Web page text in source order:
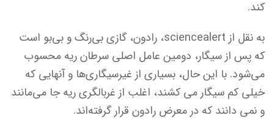
کند.
به نقل از sciencealert، رادون، گازی بی‌رنگ و بی‌بو است
که پس از سیگار، دومین عامل اصلی سرطان ریه محسوب
می‌شود. با این حال، بسیاری از غیرسیگاری‌ها و آنهایی که
خیلی کم سیگار می کشند، اغلب از غربالگری ریه جا می‌مانند
و نمی دانند که در معرض رادون قرار گرفته‌اند.